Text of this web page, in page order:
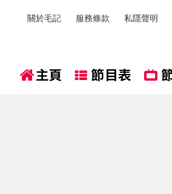
關於毛記 服務條款 私隱聲明